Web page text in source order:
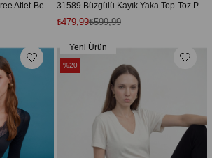
33080 Toka Detaylı Bra-Free Atlet-Beyaz 31589 Büzgülü Kayık Yaka Top-Toz Pembe
₺479,99₺599,99
Yeni Ürün
%20